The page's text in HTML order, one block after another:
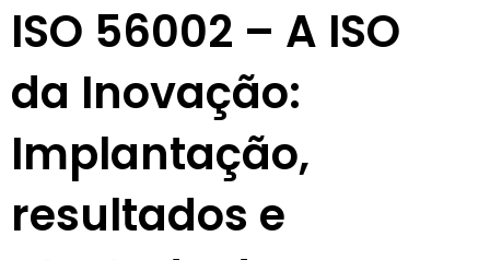
ISO 56002 – A ISO
da Inovação:
Implantação,
resultados e